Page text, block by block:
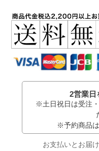
2営業日
※土日祝日は受注
※予約商品
お支払いとお届